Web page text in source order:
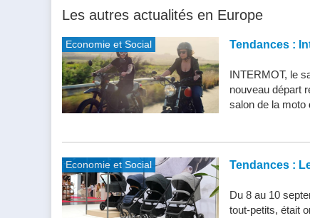
Les autres actualités en Europe
Economie et Social Tendances :
INTERMOT, le
nouveau départ
salon de la moto
Economie et Social Tendances :
Du 8 au 10
tout-petits, était